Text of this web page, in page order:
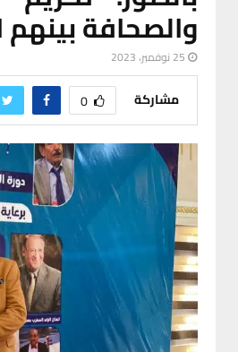
والصحافة
25 نوفمبر، 2023
مشاركة 0